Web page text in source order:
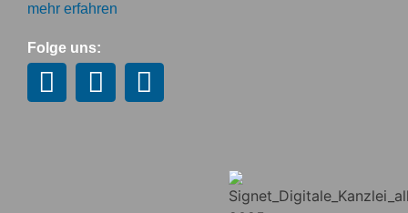
mehr erfahren
Folge uns: